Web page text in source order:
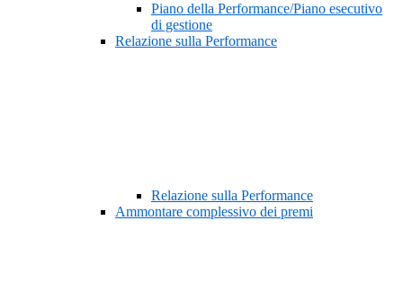
Piano della Performance/Piano esecutivo
di gestione
Relazione sulla Performance
Relazione sulla Performance
Ammontare complessivo dei premi